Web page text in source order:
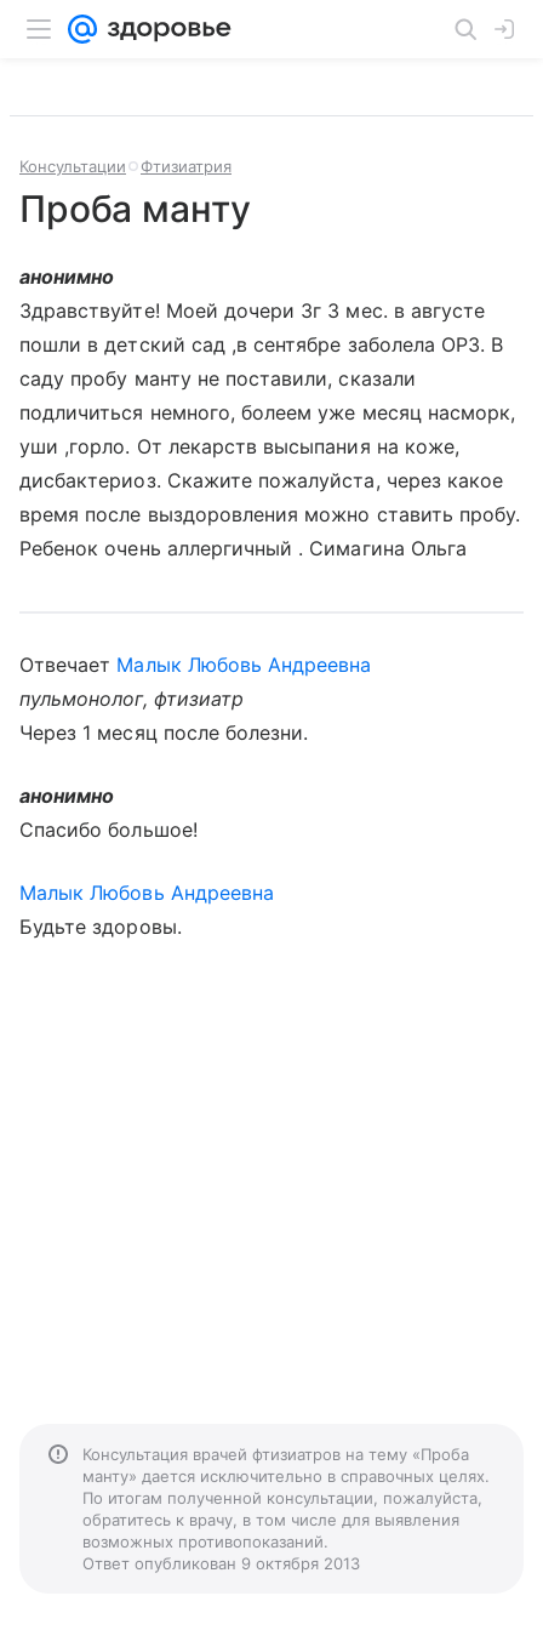
Консультации Фтизиатрия
Проба манту
анонимно
Здравствуйте! Моей дочери 3г 3 мес. в августе
пошли в детский сад ,в сентябре заболела ОРЗ. В
саду пробу манту не поставили, сказали
подличиться немного, болеем уже месяц насморк,
уши ,горло. От лекарств высыпания на коже,
дисбактериоз. Скажите пожалуйста, через какое
время после выздоровления можно ставить пробу.
Ребенок очень аллергичный . Симагина Ольга
Отвечает Малык Любовь Андреевна
пульмонолог, фтизиатр
Через 1 месяц после болезни.
анонимно
Спасибо большое!
Малык Любовь Андреевна
Будьте здоровы.
Консультация врачей фтизиатров на тему «Проба
манту» дается исключительно в справочных целях.
По итогам полученной консультации, пожалуйста,
обратитесь к врачу, в том числе для выявления
возможных противопоказаний.
Ответ опубликован 9 октября 2013